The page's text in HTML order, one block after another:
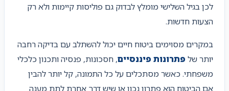
לכן בגיל השלישי מומלץ לבדוק גם פוליסות קיימות ולא רק
הצעות חדשות.
במקרים מסוימים ביטוח חיים יכול להשתלב עם בדיקה רחבה
יותר של פתרונות פיננסיים, חסכונות, פנסיה ותכנון כלכלי
משפחתי. כאשר מסתכלים על כל התמונה, קל יותר להבין
אם הביטוח הוא פתרון נכון או שיש דרך אחרת לתת מענה